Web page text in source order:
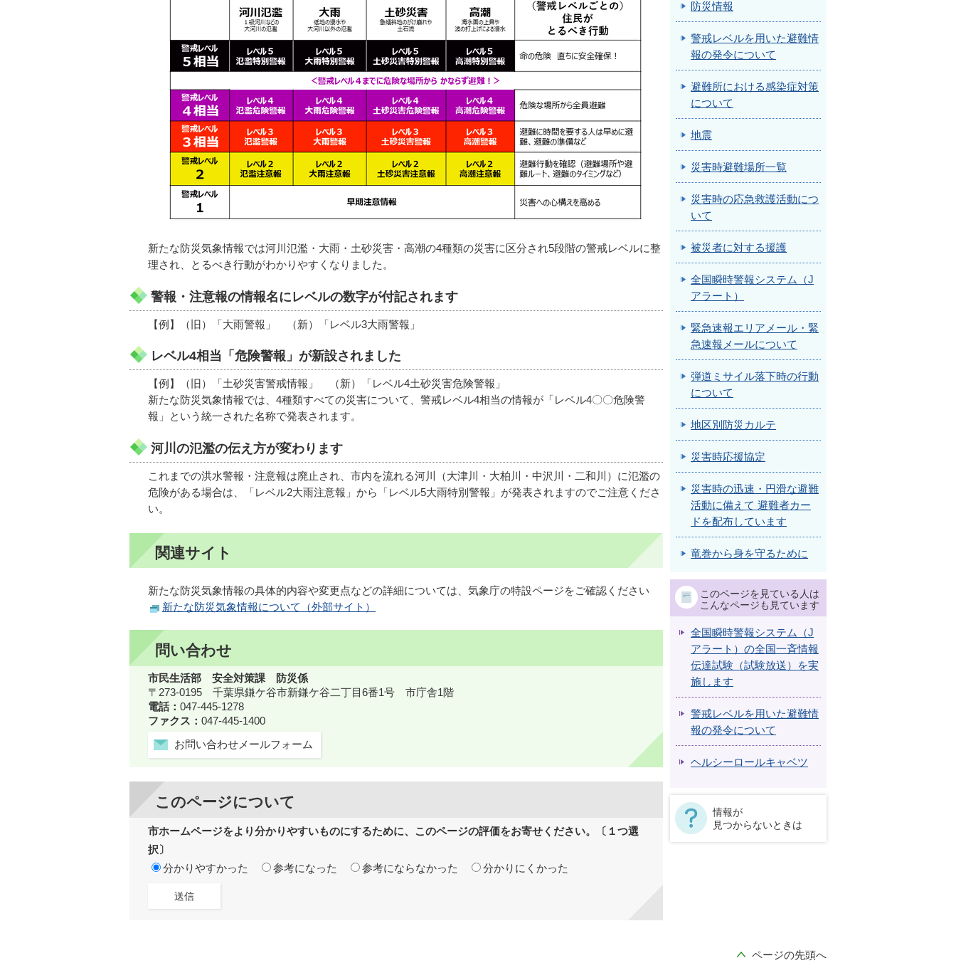
新たな防災気象情報では河川氾濫・大雨・土砂災害・高潮の4種類の災害に区分され5段階の警戒レベルに整
理され、とるべき行動がわかりやすくなりました。
警報・注意報の情報名にレベルの数字が付記されます
【例】（旧）「大雨警報」 （新）「レベル3大雨警報」
レベル4相当「危険警報」が新設されました
【例】（旧）「土砂災害警戒情報」 （新）「レベル4土砂災害危険警報」
新たな防災気象情報では、4種類すべての災害について、警戒レベル4相当の情報が「レベル4〇〇危険警
報」という統一された名称で発表されます。
河川の氾濫の伝え方が変わります
これまでの洪水警報・注意報は廃止され、市内を流れる河川（大津川・大柏川・中沢川・二和川）に氾濫の
危険がある場合は、「レベル2大雨注意報」から「レベル5大雨特別警報」が発表されますのでご注意くださ
い。
関連サイト
新たな防災気象情報の具体的内容や変更点などの詳細については、気象庁の特設ページをご確認ください
新たな防災気象情報について（外部サイト）
問い合わせ
市民生活部 安全対策課 防災係
〒273-0195 千葉県鎌ケ谷市新鎌ケ谷二丁目6番1号 市庁舎1階
電話： 047-445-1278
ファクス： 047-445-1400
お問い合わせメールフォーム
このページについて
市ホームページをより分かりやすいものにするために、このページの評価をお寄せください。〔１つ選
択〕
分かりやすかった
参考になった 参考にならなかった 分かりにくかった
防災情報
警戒レベルを用いた避難情
報の発令について
避難所における感染症対策
について
地震
災害時避難場所一覧
災害時の応急救護活動につ
いて
被災者に対する援護
全国瞬時警報システム（J
アラート）
緊急速報エリアメール・緊
急速報メールについて
弾道ミサイル落下時の行動
について
地区別防災カルテ
災害時応援協定
災害時の迅速・円滑な避難
活動に備えて 避難者カー
ドを配布しています
竜巻から身を守るために
このページを見ている人は
こんなページも見ています
全国瞬時警報システム（J
アラート）の全国一斉情報
伝達試験（試験放送）を実
施します
警戒レベルを用いた避難情
報の発令について
ヘルシーロールキャベツ
情報が
見つからないときは
ページの先頭へ